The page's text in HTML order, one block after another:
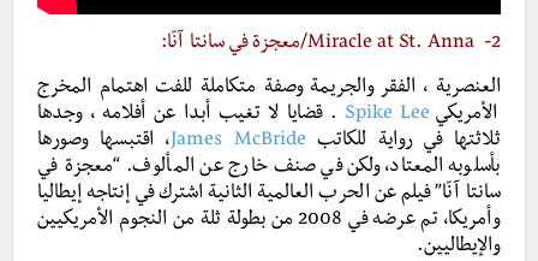
2-
Miracle at St. Anna/معجزة في سانتا آنّا:
العنصرية ، الفقر والجريمة وصفة متكاملة للفت اهتمام المخرج
الأمريكي Spike Lee . قضايا لا تغيب أبدا عن أفلامه ، وجدها
ثلاثتها في رواية للكاتب James McBride، اقتبسها وصورها
بأسلوبه المعتاد، ولكن في صنف خارج عن المألوف. “معجزة في
سانتا آنّا” فيلم عن الحرب العالمية الثانية اشترك في إنتاجه إيطاليا
وأمريكا، تم عرضه في 2008 من بطولة ثلة من النجوم الأمريكيين
والإيطاليين.